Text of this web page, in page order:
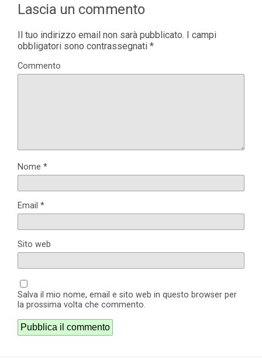
Lascia un commento
Il tuo indirizzo email non sarà pubblicato. I campi
obbligatori sono contrassegnati *
Commento
Nome *
Email *
Sito web
Salva il mio nome, email e sito web in questo browser per
la prossima volta che commento.